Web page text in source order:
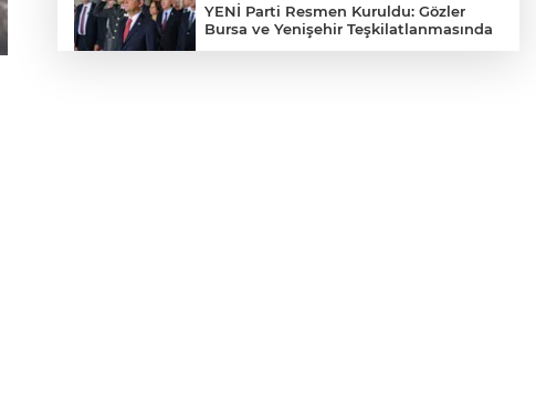
YENİ Parti Resmen Kuruldu: Gözler
Bursa ve Yenişehir Teşkilatlanmasında